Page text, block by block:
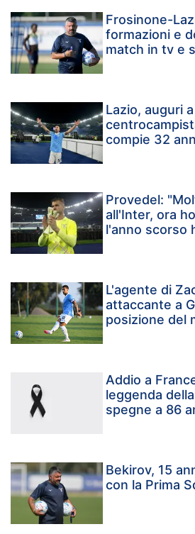
Frosinone-
formazioni e
match in tv e
Lazio, auguri
compie 32
Provedel:
all'Inter, ora
l'anno scorso
L'agente di
attaccante a
posizione del
Addio a
leggenda
spegne a 86
Bekirov, 15
con la Prima